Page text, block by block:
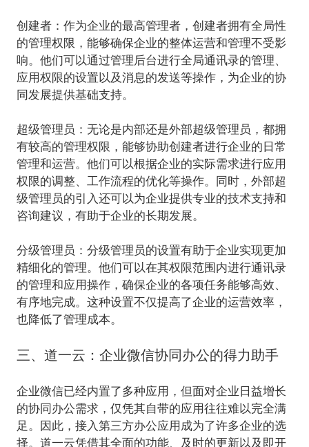
创建者： 作为企业的最高管理者，创建者拥有全局性
的管理权限，能够确保企业的整体运营和管理不受影
响。他们可以通过管理后台进行全局通讯录的管理、
应用权限的设置以及消息的发送等操作，为企业的协
同发展提供基础支持。
超级管理员 ： 无论是内部还是外部超级管理员，都拥
有较高的管理权限，能够协助创建者进行企业的日常
管理和运营。他们可以根据企业的实际需求进行应用
权限的调整、工作流程的优化等操作。同时，外部超
级管理员的引入还可以为企业提供专业的技术支持和
咨询建议，有助于企业的长期发展。
分级管理员 ： 分级管理员的设置有助于企业实现更加
精细化的管理。他们可以在其权限范围内进行通讯录
的管理和应用操作，确保企业的各项任务能够高效、
有序地完成。这种设置不仅提高了企业的运营效率，
也降低了管理成本。
三、道一云：企业微信协同办公的得力助手
企业微信已经内置了多种应用，但面对企业日益增长
的协同办公需求，仅凭其自带的应用往往难以完全满
足。因此，接入第三方办公应用成为了许多企业的选
择。道一云凭借其全面的功能、及时的更新以及即开